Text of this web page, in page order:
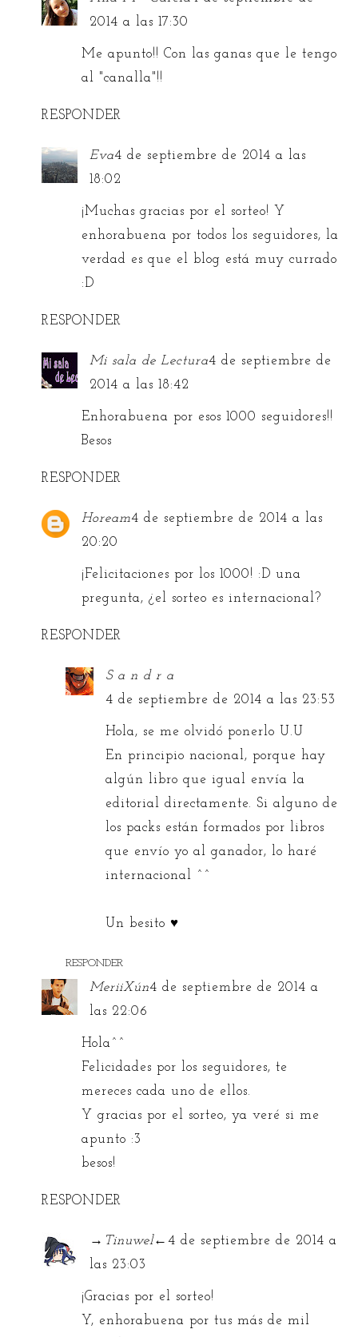
2014 a las 17:30
Me apunto!! Con las ganas que le tengo
al "canalla"!!
RESPONDER
Eva4 de septiembre de 2014 a las
18:02
¡Muchas gracias por el sorteo! Y
enhorabuena por todos los seguidores, la
verdad es que el blog está muy currado
:D
RESPONDER
Mi sala de Lectura4 de septiembre de
2014 a las 18:42
Enhorabuena por esos 1000 seguidores!!
Besos
RESPONDER
Hoream4 de septiembre de 2014 a las
20:20
¡Felicitaciones por los 1000! :D una
pregunta, ¿el sorteo es internacional?
RESPONDER
S a n d r a
4 de septiembre de 2014 a las 23:53
Hola, se me olvidó ponerlo U.U
En principio nacional, porque hay
algún libro que igual envía la
editorial directamente. Si alguno de
los packs están formados por libros
que envío yo al ganador, lo haré
internacional ^^
Un besito ♥
RESPONDER
MeriiXún4 de septiembre de 2014 a
las 22:06
Hola^^
Felicidades por los seguidores, te
mereces cada uno de ellos.
Y gracias por el sorteo, ya veré si me
apunto :3
besos!
RESPONDER
→Tinuwel←4 de septiembre de 2014 a
las 23:03
¡Gracias por el sorteo!
Y, enhorabuena por tus más de mil